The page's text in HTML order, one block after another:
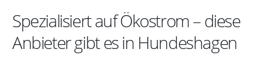
Spezialisiert auf Ökostrom – diese
Anbieter gibt es in Hundeshagen